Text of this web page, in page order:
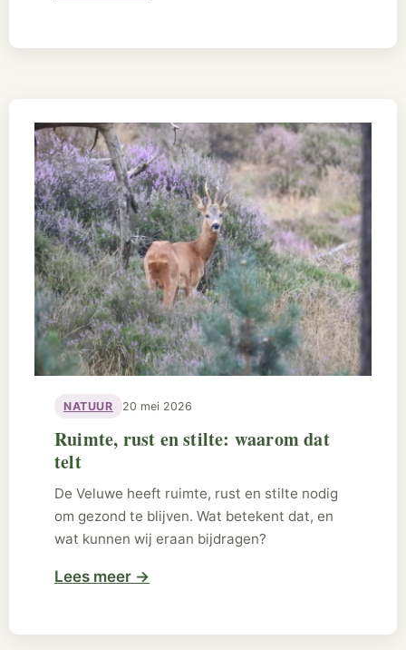
NATUUR 20 mei 2026
Ruimte, rust en stilte: waarom dat
telt
De Veluwe heeft ruimte, rust en stilte nodig
om gezond te blijven. Wat betekent dat, en
wat kunnen wij eraan bijdragen?
Lees meer →